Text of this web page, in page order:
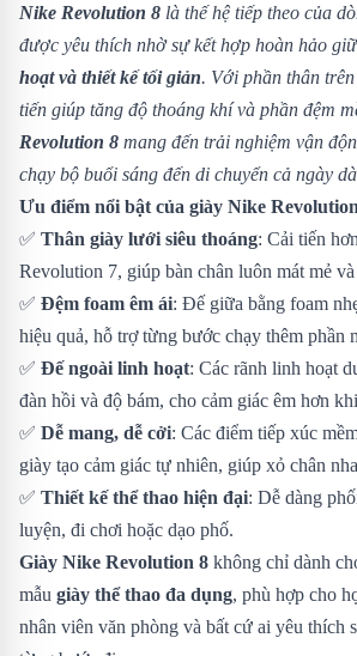
Nike Revolution 8 là thế hệ tiếp theo của
được yêu thích nhờ sự kết hợp hoàn hảo
hoạt và thiết kế tối giản. Với phần thân
tiến giúp tăng độ thoáng khí và phần đệm
Revolution 8 mang đến trải nghiệm vận
chạy bộ buổi sáng đến di chuyển cả ngày
Ưu điểm nổi bật của giày Nike
✅ Thân giày lưới siêu thoáng: Cải tiến
Revolution 7, giúp bàn chân luôn mát mẻ
✅ Đệm foam êm ái: Đế giữa bằng foam
hiệu quả, hỗ trợ từng bước chạy thêm phần
✅ Đế ngoài linh hoạt: Các rãnh linh hoạt
đàn hồi và độ bám, cho cảm giác êm hơn
✅ Dễ mang, dễ cởi: Các điểm tiếp xúc
giày tạo cảm giác tự nhiên, giúp xỏ chân
✅ Thiết kế thể thao hiện đại: Dễ dàng
luyện, đi chơi hoặc dạo phố.
Giày Nike Revolution 8 không chỉ dành
mẫu giày thể thao đa dụng, phù hợp cho
nhân viên văn phòng và bất cứ ai yêu thích